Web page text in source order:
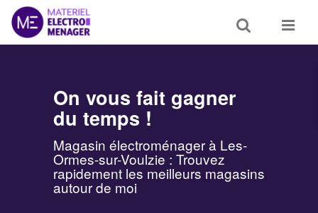
Toggle
search
Toggle
On vous fait gagner
du temps !
Magasin électroménager à Les-
Ormes-sur-Voulzie : Trouvez
rapidement les meilleurs magasins
autour de moi